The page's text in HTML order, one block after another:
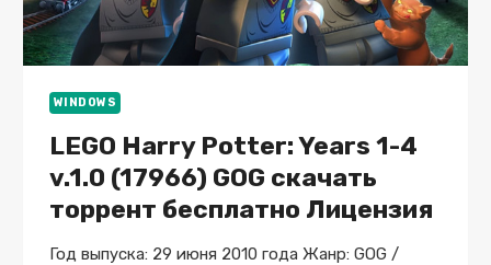
WINDOWS
LEGO Harry Potter: Years 1-4
v.1.0 (17966) GOG скачать
торрент бесплатно Лицензия
Год выпуска: 29 июня 2010 года Жанр: GOG /